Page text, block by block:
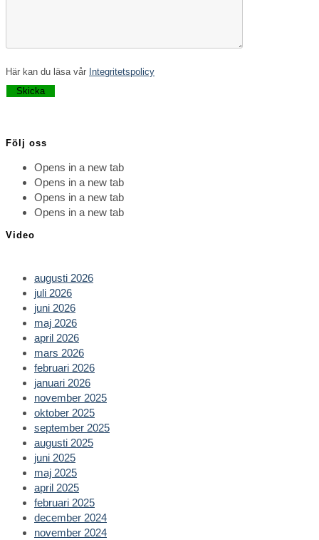
Här kan du läsa vår Integritetspolicy
Lämna detta fält tomt.
Följ oss
Opens in a new tab
Opens in a new tab
Opens in a new tab
Opens in a new tab
Video
augusti 2026
juli 2026
juni 2026
maj 2026
april 2026
mars 2026
februari 2026
januari 2026
november 2025
oktober 2025
september 2025
augusti 2025
juni 2025
maj 2025
april 2025
februari 2025
december 2024
november 2024